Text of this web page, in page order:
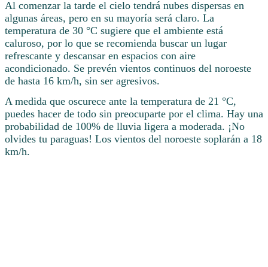
Al comenzar la tarde el cielo tendrá nubes dispersas en
algunas áreas, pero en su mayoría será claro. La
temperatura de 30 °C sugiere que el ambiente está
caluroso, por lo que se recomienda buscar un lugar
refrescante y descansar en espacios con aire
acondicionado. Se prevén vientos continuos del noroeste
de hasta 16 km/h, sin ser agresivos.
A medida que oscurece ante la temperatura de 21 °C,
puedes hacer de todo sin preocuparte por el clima. Hay una
probabilidad de 100% de lluvia ligera a moderada. ¡No
olvides tu paraguas! Los vientos del noroeste soplarán a 18
km/h.